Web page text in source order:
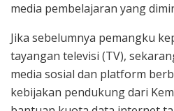
media pembelajaran yang
Jika sebelumnya pemangku
tayangan televisi (TV),
media sosial dan platform
kebijakan pendukung dari